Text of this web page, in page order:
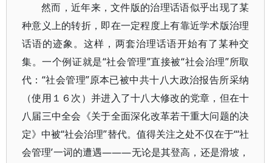
然而，近年来，文件版的治理话语似乎出现了某
种意义上的转折，即在一定程度上有靠近学术版治理
话语的迹象。这样，两套治理话语开始有了某种交
集。一个例证就是“社会管理”直接被“社会治理”所取
代：“社会管理”原本已被中共十八大政治报告所采纳
（使用１６次）并进入了十八大修改的党章，但在十
八届三中全会《关于全面深化改革若干重大问题的决
定》中被“社会治理”替代。值得关注之处不仅在于“‘社
会管理’一词的遭遇———无论是其登高，还是滑坡，